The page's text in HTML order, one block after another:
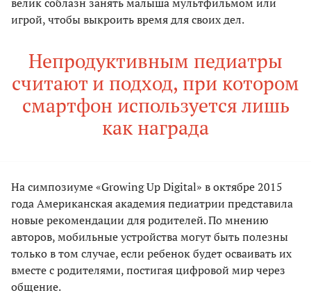
игрой, чтобы выкроить время для своих дел.
Непродуктивным педиатры
считают и подход, при котором
смартфон используется лишь
как награда
На симпозиуме «Growing Up Digital» в октябре 2015
года Американская академия педиатрии представила
новые рекомендации для родителей. По мнению
авторов, мобильные устройства могут быть полезны
только в том случае, если ребенок будет осваивать их
вместе с родителями, постигая цифровой мир через
общение.